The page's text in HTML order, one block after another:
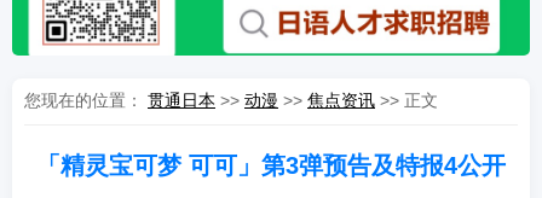
您现在的位置： 贯通日本 >> 动漫 >> 焦点资讯 >> 正文
「精灵宝可梦 可可」第3弹预告及特报4公开